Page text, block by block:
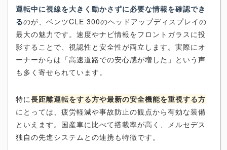
運転中に視線を大きく動かさずに必要な情報を確認でき
るのが、ベンツCLE 300のヘッドアップディスプレイの
最大の魅力です。速度やナビ情報をフロントガラスに投
影することで、視認性と安全性が両立します。実際にオ
ーナーからは「高速道路での安心感が増した」という声
も多く寄せられています。
特に長距離運転をする方や最新の安全機能を重視する方
にとっては、疲労軽減や事故防止の観点から有効な装備
といえます。国産車に比べて搭載率が高く、メルセデス
独自の先進システムとの連携も特徴です。